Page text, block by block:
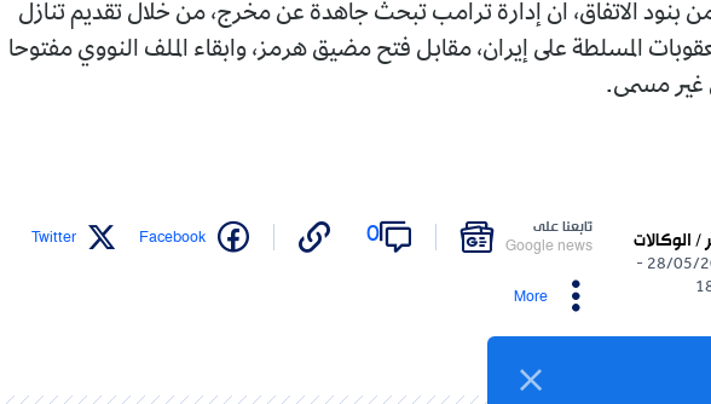
بنود الاتفاق، أن إدارة ترامب تبحث جاهدة عن مخرج، من خلال تقديم تنازل
المسلطة على إيران، مقابل فتح مضيق هرمز، وابقاء الملف النووي مفتوحا
غير مسمى.
/ الوكالات
28/05/2026 -
تابعنا على
Google news
0
Facebook
Twitter
More